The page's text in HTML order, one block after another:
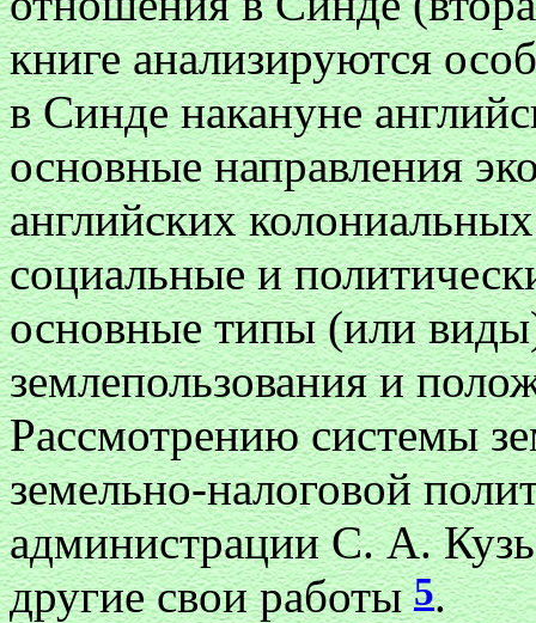
книге анализируются
в Синде накануне
основные направления
английских
социальные и
основные типы (или
землепользования и
Рассмотрению системы
земельно-налоговой
администрации С. А.
другие свои работы5.